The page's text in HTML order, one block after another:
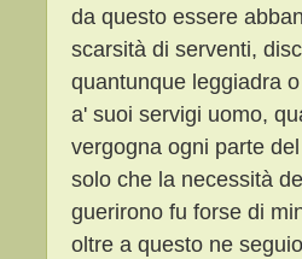
da questo essere
scarsità di serventi,
quantunque leggiadra
a' suoi servigi uomo,
vergogna ogni parte
solo che la necessità
guerirono fu forse di
oltre a questo ne